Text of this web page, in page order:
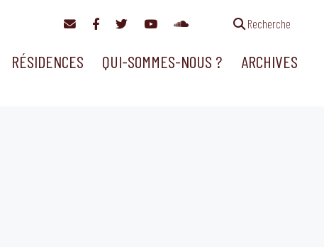
Recherche
RÉSIDENCES QUI-SOMMES-NOUS ? ARCHIVES